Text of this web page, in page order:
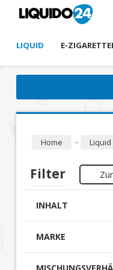
LIQUID E-
Home Liquid
Filter
INHALT
MARKE